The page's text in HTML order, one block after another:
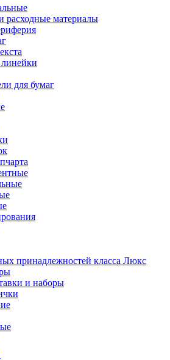
материалы
для бумаг
принадлежностей класса Люкс
и наборы